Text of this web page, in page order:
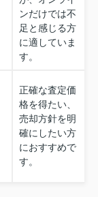
ンだけでは不
足と感じる方
に適していま
す。
正確な査定価
格を得たい、
売却方針を明
確にしたい方
におすすめで
す。